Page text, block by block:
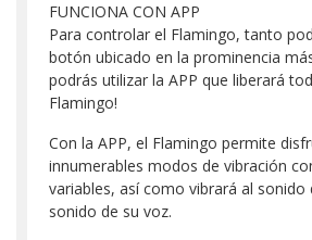
FUNCIONA CON APP
Para controlar el Flamingo, tanto
botón ubicado en la prominencia
podrás utilizar la APP que liberará
Flamingo!
Con la APP, el Flamingo permite
innumerables modos de vibración
variables, así como vibrará al sonido
sonido de su voz.